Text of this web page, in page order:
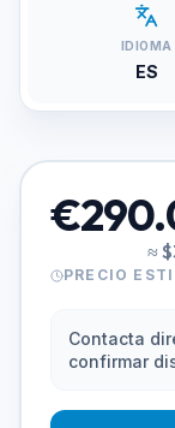
IDIOMA
ES
≈
PRECIO
Contacta
confirmar